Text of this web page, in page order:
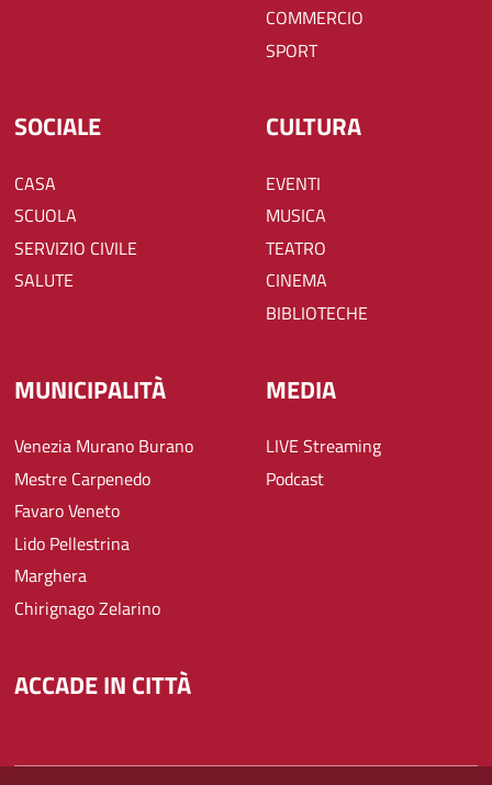
COMMERCIO
SPORT
SOCIALE
CASA
SCUOLA
SERVIZIO CIVILE
SALUTE
CULTURA
EVENTI
MUSICA
TEATRO
CINEMA
BIBLIOTECHE
MUNICIPALITÀ
Venezia Murano Burano
Mestre Carpenedo
Favaro Veneto
Lido Pellestrina
Marghera
Chirignago Zelarino
MEDIA
LIVE Streaming
Podcast
ACCADE IN CITTÀ